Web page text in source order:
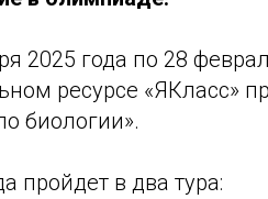
2025 года по 28
ресурсе «ЯКласс»
биологии».
пройдет в два тура: